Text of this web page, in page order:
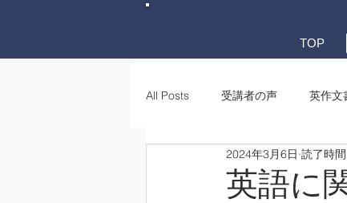
TOP
All Posts 受講者の声 英作文
英作文書き方(文法) 要約・
英語に
2024年3月6日 読了時